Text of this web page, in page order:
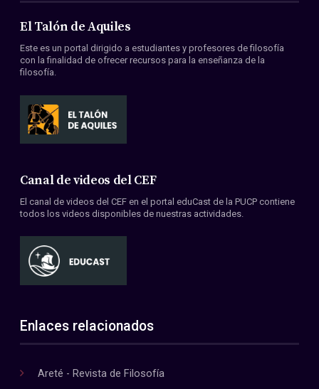
Acerca de nosotros
Miembros
Convenios
El Talón de Aquiles
Este es un portal dirigido a estudiantes y profesores de filosofía
con la finalidad de ofrecer recursos para la enseñanza de la
filosofía.
Canal de videos del CEF
El canal de videos del CEF en el portal eduCast de la PUCP contiene
todos los videos disponibles de nuestras actividades.
Enlaces relacionados
Areté - Revista de Filosofía